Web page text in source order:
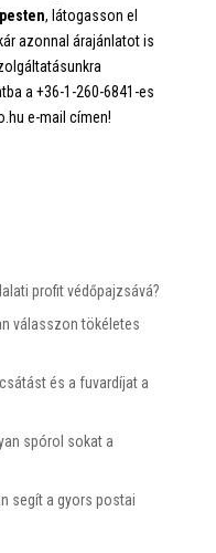
, látogasson el
azonnal árajánlatot is
a +36-1-260-6841-es
e-mail címen!
profit védőpajzsává?
válasszon tökéletes
és a fuvardíjat a
spórol sokat a
segít a gyors postai